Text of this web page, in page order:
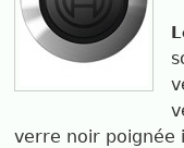
verre noir poignée